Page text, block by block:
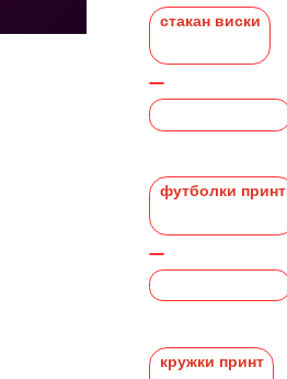
стакан виски
футболки принт
кружки принт